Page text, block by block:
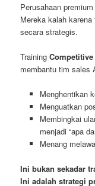
Perusahaan
Mereka kalah
secara strategis.
Training
membantu tim sales
Menghentikan
Menguatkan
Membingkai
menjadi “apa
Menang
Ini bukan sekadar
Ini adalah strategi